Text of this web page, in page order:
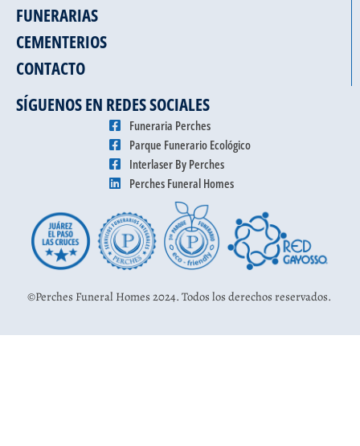
FUNERARIAS
CEMENTERIOS
CONTACTO
SÍGUENOS EN REDES SOCIALES
Funeraria Perches
Parque Funerario Ecológico
Interlaser By Perches
Perches Funeral Homes
©Perches Funeral Homes 2024. Todos los derechos reservados.